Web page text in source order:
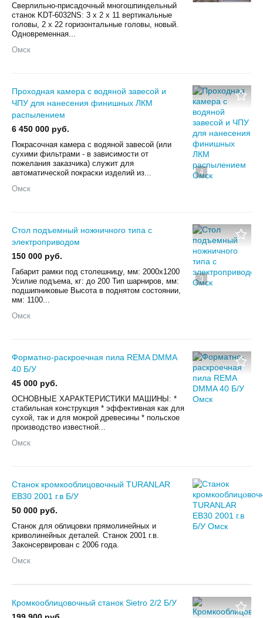
Сверлильно-присадочный многошпиндельный
станок KDT-6032NS: 3 х 2 х 11 вертикальные
головы, 2 х 22 горизонтальные головы, новый.
Одновременная...
Омск
4
Проходная камера с водяной завесой и
ЧПУ для нанесения финишных ЛКМ
распылением
6 450 000 руб.
Покрасочная камера с водяной завесой (или
сухими фильтрами - в зависимости от
пожелания заказчика) служит для
автоматической покраски изделий из...
Омск
3
Стол подъемный ножничного типа с
электроприводом
150 000 руб.
Габарит рамки под столешницу, мм: 2000х1200
Усилие подъема, кг: до 200 Тип шарниров, мм:
подшипниковые Высота в поднятом состоянии,
мм: 1100...
Омск
Форматно-раскроечная пила REMA DMMA
40 Б/У
45 000 руб.
ОСНОВНЫЕ ХАРАКТЕРИСТИКИ МАШИНЫ: *
стабильная конструкция * эффективная как для
сухой, так и для мокрой древесины * польское
производство известной...
Омск
Станок кромкооблицовочный TURANLAR
EB30 2001 г.в Б/У
50 000 руб.
Станок для облицовки прямолинейных и
криволинейных деталей. Станок 2001 г.в.
Законсервирован с 2006 года.
Омск
Кромкооблицовочный станок Sietro 2/2 Б/У